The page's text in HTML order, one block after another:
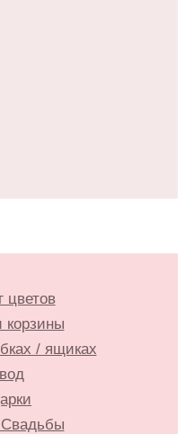
цветов
корзины
/ ящиках